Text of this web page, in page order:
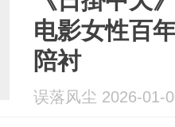
电影女性百
陪衬
误落风尘 2026-01-